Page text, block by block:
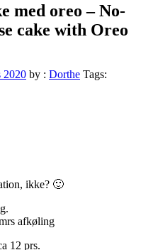
med oreo – No-
cake with Oreo
2020 by : Dorthe Tags:
ikke? 🙂
afkøling
12 prs.